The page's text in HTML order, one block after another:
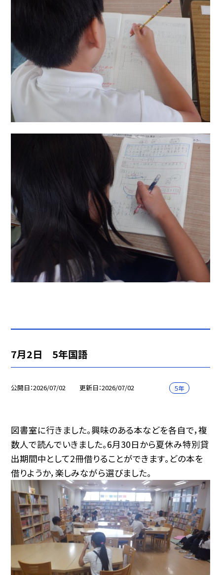
7月2日 5年国語
公開日 2026/07/02 更新日 2026/07/02 ５年
図書室に行きました。興味のある本などを各自で，複
数人で読んでいきました。6月30日から夏休み特別貸
出期間中として2冊借りることができます。どの本を
借りようか，楽しみながら選びました。